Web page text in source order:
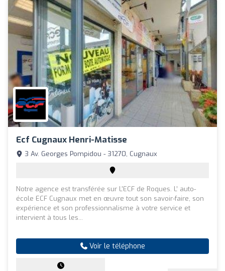
Ecf Cugnaux Henri-Matisse
3 Av. Georges Pompidou - 31270, Cugnaux
Notre agence est transférée sur L'ECF de Roques. L’ auto-
école ECF Cugnaux met en œuvre tout son savoir-faire, son
expérience et son professionnalisme à votre service et
intervient à tous les...
Voir le téléphone